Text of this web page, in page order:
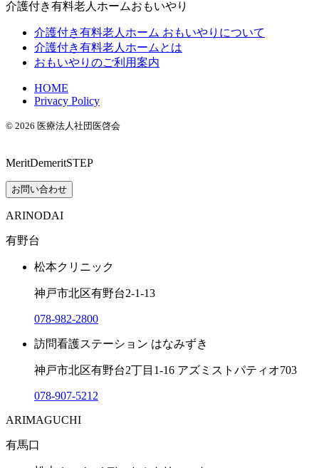
介護付き有料老人ホームおもいやり
介護付き有料老人ホーム おもいやりについて
介護付き有料老人ホームとは
おもいやりのご利用案内
HOME
Privacy Policy
© 2026 医療法人社団医啓会
MeritDemeritSTEP
お問い合わせ
ARINODAI
有野台
松本クリニック
神戸市北区有野台2-1-13
078-982-2800
訪問看護ステーション はなみずき
神戸市北区有野台2丁目1-16 アズミストパティオ703
078-907-5212
ARIMAGUCHI
有馬口